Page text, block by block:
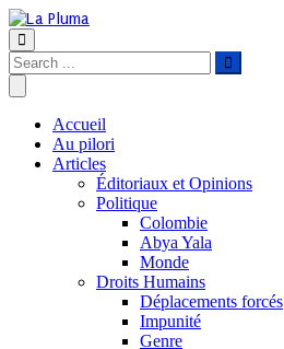
Accueil
Au pilori
Articles
Éditoriaux et Opinions
Politique
Colombie
Abya Yala
Monde
Droits Humains
Déplacements forcés
Impunité
Genre